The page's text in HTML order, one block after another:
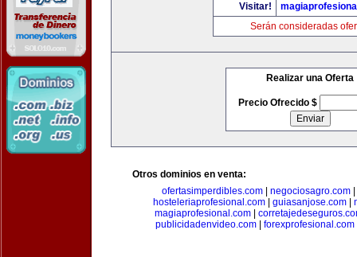
Visitar!
Serán consideradas
Realizar una Oferta
Precio Ofrecido $
Otros dominios en venta:
ofertasimperdibles.com
negociosagro.com
hosteleriaprofesional.com| guiasanjose.com|
magiaprofesional.com
publicidadenvideo.com| forexprofesional.com